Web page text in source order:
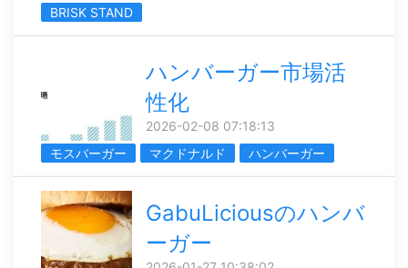
BRISK STAND
ハンバーガー市場活
性化
2026-02-08 07:18:13
モスバーガー
マクドナルド ハンバーガー
GabuLiciousのハンバ
ーガー